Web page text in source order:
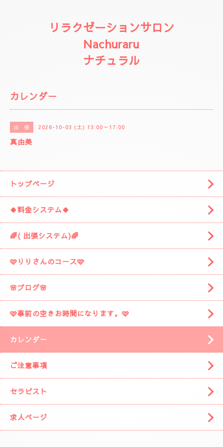
リラクゼーションサロン
Nachuraru
ナチュラル
カレンダー
出 張 2026-10-03 (土) 13:00～17:00
真由美
トップページ
🍀料金システム🍀
🌈( 出張システム)🌈
🩷りりさんのコース🩷
🌸ブログ🌸
🩷事前の空きお時間になります。🩷
カレンダー
ご注意事項
セラピスト
求人ページ